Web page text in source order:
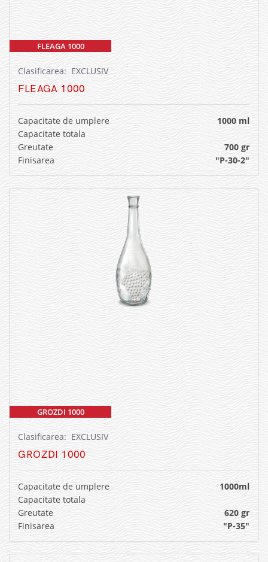
FLEAGA 1000
Clasificarea: EXCLUSIV
FLEAGA 1000
Capacitate de umplere
1000 ml
Capacitate totala
Greutate
700 gr
Finisarea
"P-30-2"
GROZDI 1000
Clasificarea: EXCLUSIV
GROZDI 1000
Capacitate de umplere
1000ml
Capacitate totala
Greutate
620 gr
Finisarea
"P-35"